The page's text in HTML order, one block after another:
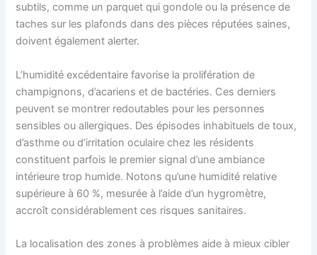
subtils, comme un parquet qui gondole ou la présence de
taches sur les plafonds dans des pièces réputées saines,
doivent également alerter.
L’humidité excédentaire favorise la prolifération de
champignons, d’acariens et de bactéries. Ces derniers
peuvent se montrer redoutables pour les personnes
sensibles ou allergiques. Des épisodes inhabituels de toux,
d’asthme ou d’irritation oculaire chez les résidents
constituent parfois le premier signal d’une ambiance
intérieure trop humide. Notons qu’une humidité relative
supérieure à 60 %, mesurée à l’aide d’un hygromètre,
accroît considérablement ces risques sanitaires.
La localisation des zones à problèmes aide à mieux cibler